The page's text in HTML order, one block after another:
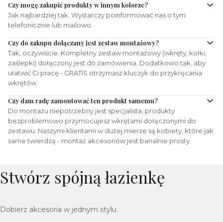
Czy mogę zakupić produkty w innym kolorze?
Jak najbardziej tak. Wystarczy poinformować nas o tym
telefonicznie lub mailowo.
Czy do zakupu dołączany jest zestaw montażowy?
Tak, oczywiście. Kompletny zestaw montażowy (wkręty, kołki,
zaślepki) dołączony jest do zamówienia. Dodatkowo tak, aby
ułatwić Ci pracę - GRATIS otrzymasz kluczyk do przykręcania
wkrętów.
Czy dam radę zamontować ten produkt samemu?
Do montażu niepotrzebny jest specjalista, produkty
bezproblemowo przymocujesz wkrętami dołączonymi do
zestawu. Naszymi klientami w dużej mierze są kobiety, które jak
same twierdzą - montaż akcesoriów jest banalnie prosty.
Stwórz spójną łazienkę
Dobierz akcesoria w jednym stylu.